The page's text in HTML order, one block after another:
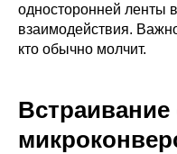
односторонней ленты
взаимодействия.
кто обычно молчит.